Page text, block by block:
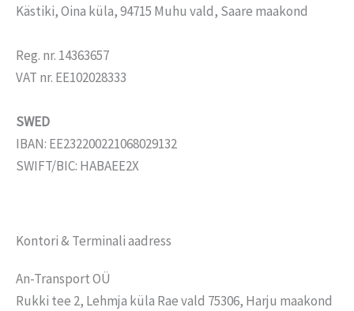
Kästiki, Oina küla, 94715 Muhu vald, Saare maakond
Reg. nr. 14363657
VAT nr. EE102028333
SWED
IBAN: EE232200221068029132
SWIFT/BIC: HABAEE2X
Kontori & Terminali aadress
An-Transport OÜ
Rukki tee 2, Lehmja küla Rae vald 75306, Harju maakond